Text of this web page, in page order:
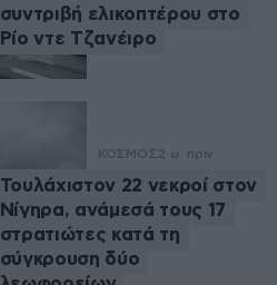
συντριβή ελικοπτέρου στο
Ρίο ντε Τζανέιρο
ΚΟΣΜΟΣ2 ω. πριν
Τουλάχιστον 22 νεκροί στον
Νίγηρα, ανάμεσά τους 17
στρατιώτες κατά τη
σύγκρουση δύο